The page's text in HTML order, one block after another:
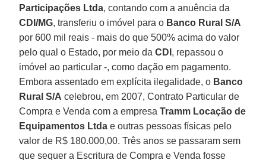
Participações Ltda, contando com a anuência da
CDI/MG, transferiu o imóvel para o Banco Rural S/A
por 600 mil reais - mais do que 500% acima do valor
pelo qual o Estado, por meio daCDI , repassou o
imóvel ao particular -, como dação em pagamento.
Embora assentado em explícita ilegalidade, o Banco
Rural S/A celebrou, em 2007, Contrato Particular de
Compra e Venda com a empresaTramm Locação de
Equipamentos Ltda e outras pessoas físicas pelo
valor de R$ 180.000,00. Três anos se passaram sem
que sequer a Escritura de Compra e Venda fosse